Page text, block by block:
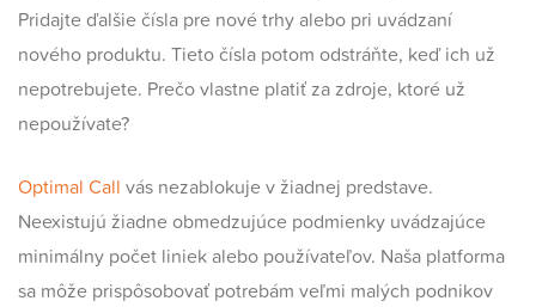
Pridajte ďalšie čísla pre nové trhy alebo pri uvádzaní
nového produktu. Tieto čísla potom odstráňte, keď ich už
nepotrebujete. Prečo vlastne platiť za zdroje, ktoré už
nepoužívate?
Optimal Call vás nezablokuje v žiadnej predstave.
Neexistujú žiadne obmedzujúce podmienky uvádzajúce
minimálny počet liniek alebo používateľov. Naša platforma
sa môže prispôsobovať potrebám veľmi malých podnikov